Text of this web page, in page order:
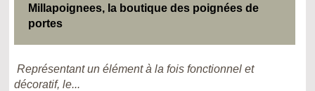
Millapoignees, la boutique des poignées de
portes
Représentant un élément à la fois fonctionnel et
décoratif, le...